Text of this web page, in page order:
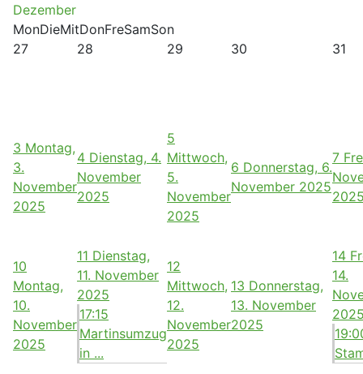
Dezember
MonDieMitDonFreSamSon
27
28 29 30 31
3 Montag,
3.
November
2025
4 Dienstag, 4.
November
2025
5
Mittwoch,
5.
November
2025
6 Donnerstag, 6.
November 2025
7
10
Montag,
10.
November
2025
11 Dienstag,
11. November
2025
17:15
Martinsumzug
in ...
12
Mittwoch,
12.
November
2025
13 Donnerstag,
13. November
2025
14
14.